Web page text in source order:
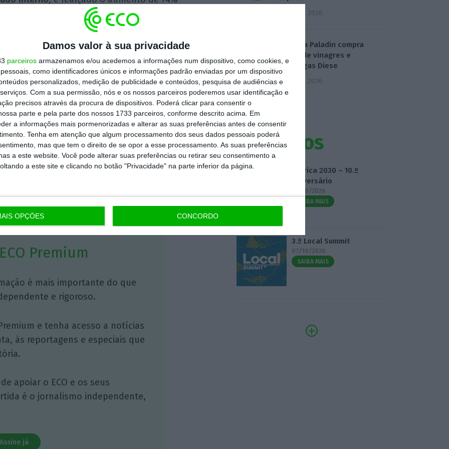
Damos valor à sua privacidade
parceiros armazenamos e/ou acedemos a informações num dispositivo, como cookies, e
como identificadores únicos e informações padrão enviadas por um dispositivo
personalizados, medição de publicidade e conteúdos, pesquisa de audiências e
Com a sua permissão, nós e os nossos parceiros poderemos usar identificação e
precisos através da procura de dispositivos. Poderá clicar para consentir o
parte e pela parte dos nossos 1733 parceiros, conforme descrito acima. Em
a informações mais pormenorizadas e alterar as suas preferências antes de consentir
Tenha em atenção que algum processamento dos seus dados pessoais poderá
mas que tem o direito de se opor a esse processamento. As suas preferências
a este website. Você pode alterar suas preferências ou retirar seu consentimento a
a este site e clicando no botão "Privacidade" na parte inferior da página.
OPÇÕES CONCORDO
de passageiros transportados para os
o que se traduziu em mais 17 mil a viajarem
da TAP para o arquipélago.
das taxas de ocupação (load factor), a TAP
se no mercado da América do Sul, com
de 4,6 pontos percentuais face a julho de
mas de 6,4 pontos percentuais face
82%.
Premium
é mais importante do que
e rigoroso.
e tenha acesso a notícias
às reportagens e especiais que
apoiar o ECO e os seus
é o jornalismo independente,
Assine já
5 Agosto 2026
Dona da Paladin compra
marca de vinagres e
manteigas Diese
5 Agosto 2026
Eventos
Fábrica 2030 – 10.º
Aniversário
14/10/2026
SAIBA MAIS
3.º Local Summit
07/10/2026
SAIBA MAIS